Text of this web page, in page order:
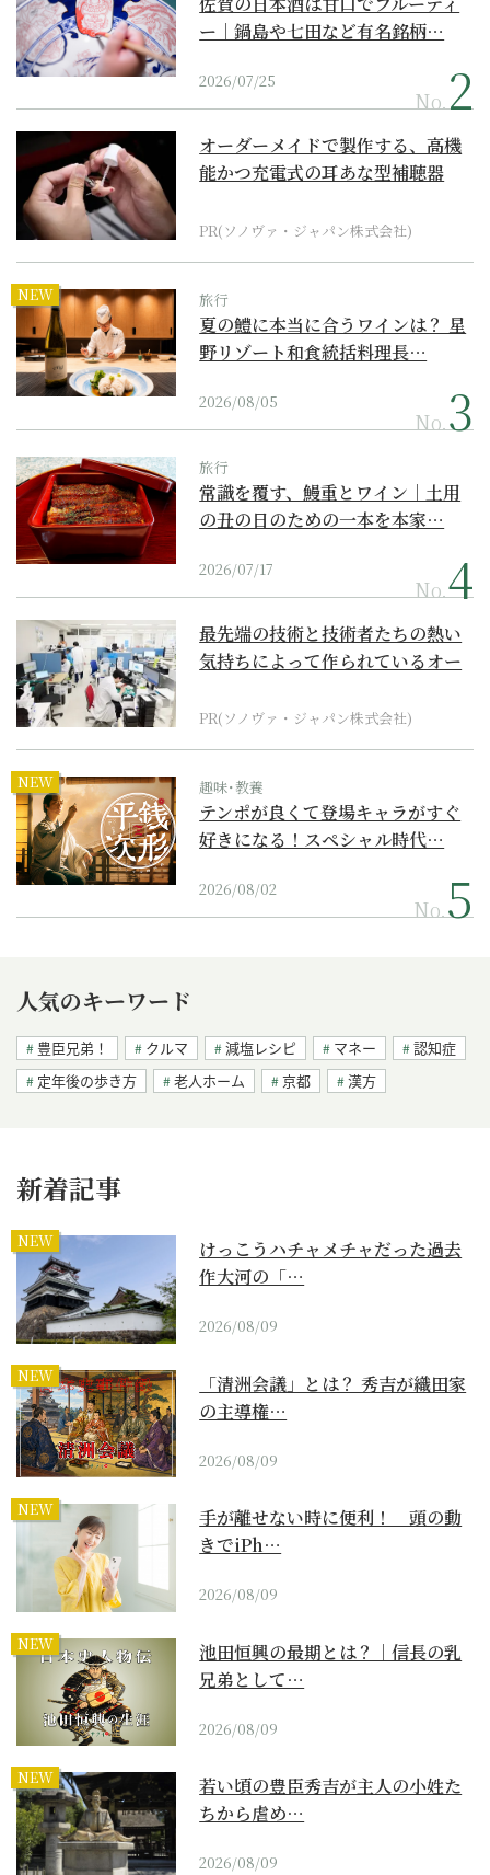
ー｜鍋島や七田など有名銘柄…
2026/07/25
No.
オーダーメイドで製作する、高機
能かつ充電式の耳あな型補聴器
PR(ソノヴァ・ジャパン株式会社)
NEW 旅行
夏の鱧に本当に合うワインは？ 星
野リゾート和食統括料理長…
2026/08/05
No.
旅行
常識を覆す、鰻重とワイン｜土用
の丑の日のための一本を本家…
2026/07/17
No.
最先端の技術と技術者たちの熱い
気持ちによって作られているオー
PR(ソノヴァ・ジャパン株式会社)
NEW 趣味･教養
テンポが良くて登場キャラがすぐ
好きになる！スペシャル時代…
2026/08/02
No.
人気のキーワード
豊臣兄弟！ クルマ 減塩レシピ マネー
認知症
定年後の歩き方
老人ホーム 京都 漢方
新着記事
NEW
けっこうハチャメチャだった過去
作大河の「…
2026/08/09
NEW
「清洲会議」とは？ 秀吉が織田家
の主導権…
2026/08/09
NEW
手が離せない時に便利！ 頭の動
きでiPh…
2026/08/09
NEW
池田恒興の最期とは？｜信長の乳
兄弟として…
2026/08/09
NEW
若い頃の豊臣秀吉が主人の小姓た
ちから虐め…
2026/08/09